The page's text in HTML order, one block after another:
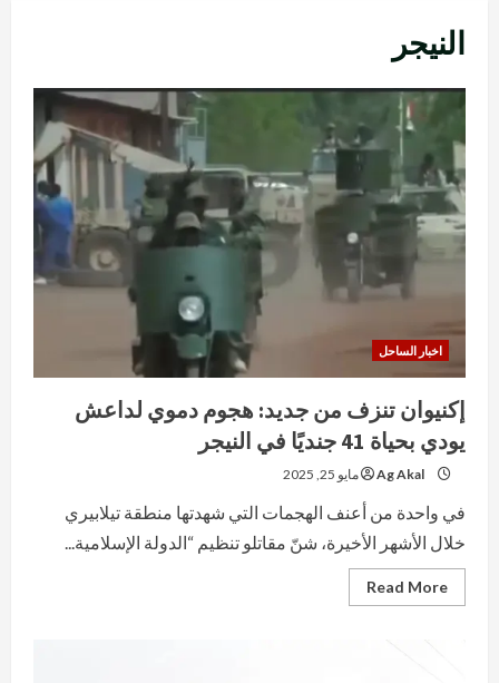
النيجر
اخبار الساحل
إكنيوان تنزف من جديد: هجوم دموي لداعش
يودي بحياة 41 جنديًا في النيجر
Ag Akal مايو 25, 2025
في واحدة من أعنف الهجمات التي شهدتها منطقة تيلابيري
خلال الأشهر الأخيرة، شنّ مقاتلو تنظيم “الدولة الإسلامية...
Read More
more